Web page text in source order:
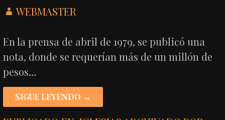
WEBMASTER
En la prensa de abril de 1979, se publicó una
nota, donde se requerían más de un millón de
pesos…
SIGUE LEYENDO →